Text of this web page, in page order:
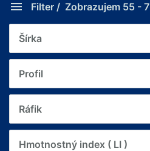
Filter Zobrazujem 55 -
Šírka
Profil
Ráfik
Hmotnostný index ( LI )